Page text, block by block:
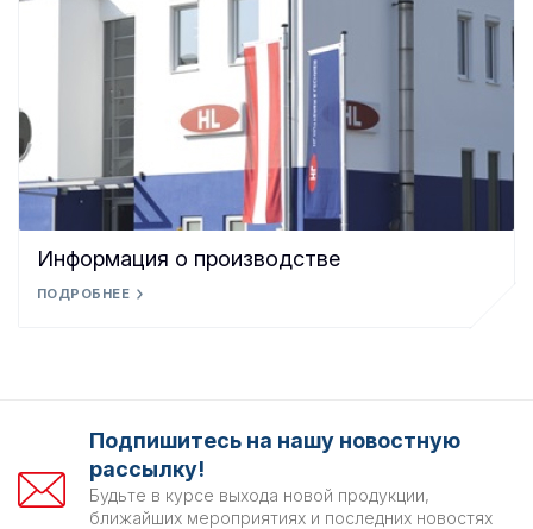
Информация о производстве
ПОДРОБНЕЕ
Подпишитесь на нашу новостную
рассылку!
Будьте в курсе выхода новой продукции,
ближайших мероприятиях и последних новостях